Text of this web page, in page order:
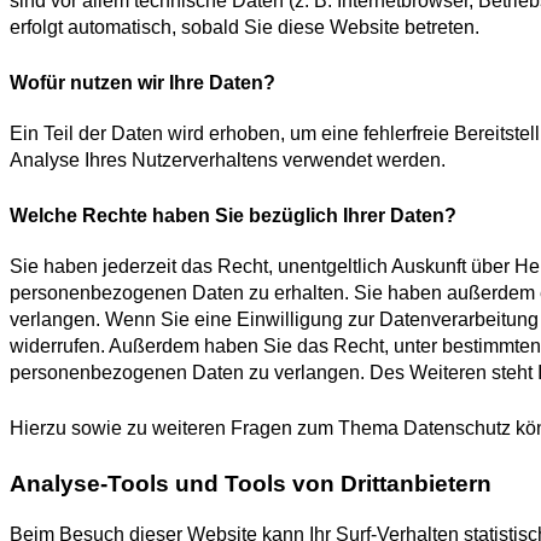
erfolgt automatisch, sobald Sie diese Website betreten.
Wofür nutzen wir Ihre Daten?
Ein Teil der Daten wird erhoben, um eine fehlerfreie
Analyse Ihres Nutzerverhaltens verwendet werden.
Welche Rechte haben Sie bezüglich Ihrer Daten?
Sie haben jederzeit das Recht, unentgeltlich Auskunft über
personenbezogenen Daten zu erhalten. Sie haben
verlangen. Wenn Sie eine Einwilligung zur
widerrufen. Außerdem haben Sie das Recht, unter
personenbezogenen Daten zu verlangen. Des Weiteren
Hierzu sowie zu weiteren Fragen zum Thema Datenschutz
Analyse-Tools und Tools von Dritt­anbietern
Beim Besuch dieser Website kann Ihr Surf-Verhalten